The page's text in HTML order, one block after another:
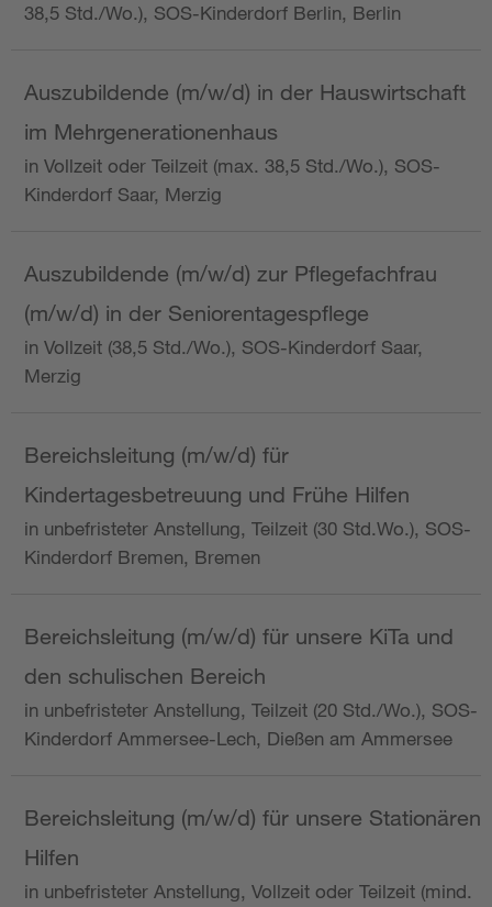
38,5 Std./Wo.), SOS-Kinderdorf Berlin, Berlin
Auszubildende (m/w/d) in der Hauswirtschaft
im Mehrgenerationenhaus
in Vollzeit oder Teilzeit (max. 38,5 Std./Wo.), SOS-
Kinderdorf Saar, Merzig
Auszubildende (m/w/d) zur Pflegefachfrau
(m/w/d) in der Seniorentagespflege
in Vollzeit (38,5 Std./Wo.), SOS-Kinderdorf Saar,
Merzig
Bereichsleitung (m/w/d) für
Kindertagesbetreuung und Frühe Hilfen
in unbefristeter Anstellung, Teilzeit (30 Std.Wo.), SOS-
Kinderdorf Bremen, Bremen
Bereichsleitung (m/w/d) für unsere KiTa und
den schulischen Bereich
in unbefristeter Anstellung, Teilzeit (20 Std./Wo.), SOS-
Kinderdorf Ammersee-Lech, Dießen am Ammersee
Bereichsleitung (m/w/d) für unsere Stationären
Hilfen
in unbefristeter Anstellung, Vollzeit oder Teilzeit (mind.